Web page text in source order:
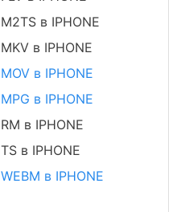
M2TS в IPHONE
MKV в IPHONE
MOV в IPHONE
MPG в IPHONE
RM в IPHONE
TS в IPHONE
WEBM в IPHONE